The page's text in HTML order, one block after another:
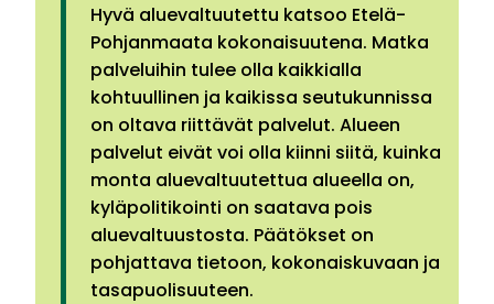
Hyvä aluevaltuutettu katsoo Etelä-
Pohjanmaata kokonaisuutena. Matka
palveluihin tulee olla kaikkialla
kohtuullinen ja kaikissa seutukunnissa
on oltava riittävät palvelut. Alueen
palvelut eivät voi olla kiinni siitä, kuinka
monta aluevaltuutettua alueella on,
kyläpolitikointi on saatava pois
aluevaltuustosta. Päätökset on
pohjattava tietoon, kokonaiskuvaan ja
tasapuolisuuteen.